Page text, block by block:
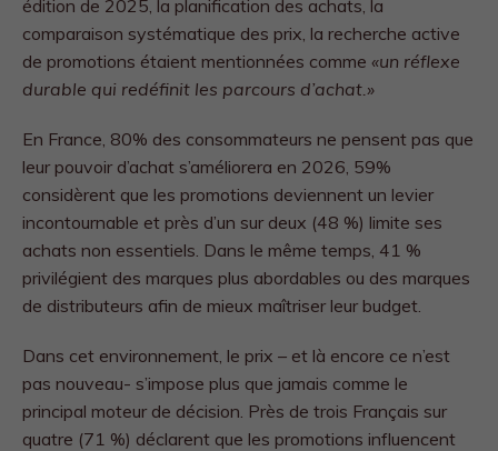
édition de 2025, la planification des achats, la
comparaison systématique des prix, la recherche active
de promotions étaient mentionnées comme «un réflexe
durable qui redéfinit les parcours d’achat.»
En France, 80% des consommateurs ne pensent pas que
leur pouvoir d’achat s’améliorera en 2026, 59%
considèrent que les promotions deviennent un levier
incontournable et près d’un sur deux (48 %) limite ses
achats non essentiels. Dans le même temps, 41 %
privilégient des marques plus abordables ou des marques
de distributeurs afin de mieux maîtriser leur budget.
Dans cet environnement, le prix – et là encore ce n’est
pas nouveau- s’impose plus que jamais comme le
principal moteur de décision. Près de trois Français sur
quatre (71 %) déclarent que les promotions influencent